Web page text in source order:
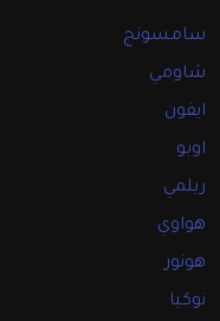
سامسونج
شاومي
ايفون
اوبو
ريلمي
هواوي
هونور
نوكيا